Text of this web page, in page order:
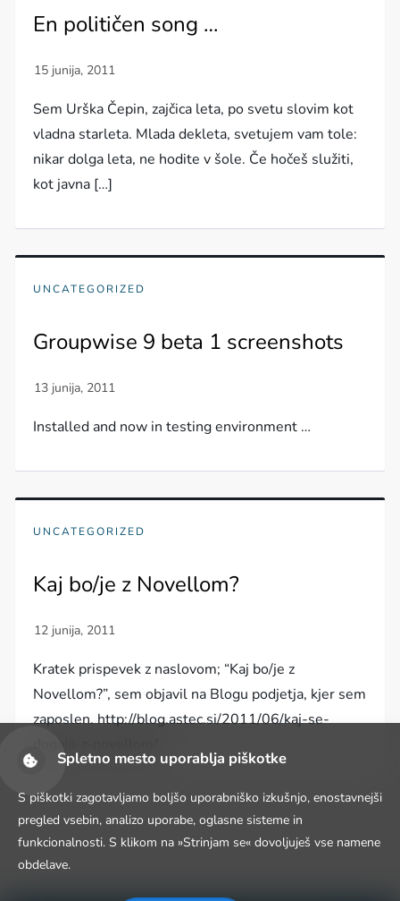
En političen song …
Sem Urška Čepin, zajčica leta, po svetu slovim kot
vladna starleta. Mlada dekleta, svetujem vam tole:
nikar dolga leta, ne hodite v šole. Če hočeš služiti,
kot javna […]
UNCATEGORIZED
Groupwise 9 beta 1 screenshots
Installed and now in testing environment …
UNCATEGORIZED
Kaj bo/je z Novellom?
Kratek prispevek z naslovom; “Kaj bo/je z
Novellom?”, sem objavil na Blogu podjetja, kjer sem
zaposlen. http://blog.astec.si/2011/06/kaj-se-
Spletno mesto uporablja piškotke
S piškotki zagotavljamo boljšo uporabniško izkušnjo, enostavnejši
pregled vsebin, analizo uporabe, oglasne sisteme in
funkcionalnosti. S klikom na »Strinjam se« dovoljuješ vse namene
obdelave.